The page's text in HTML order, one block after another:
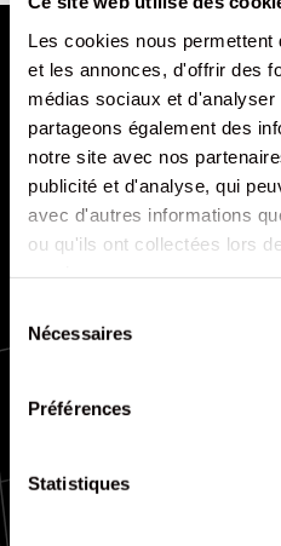
Les cookies nous
et les annonces, d'offrir des
médias sociaux et d'analyser
partageons également des
notre site avec nos
publicité et d'analyse, qui
avec d'autres informations
ou qu'ils ont collectées lors
Nécessaires
Préférences
Statistiques
Livraison